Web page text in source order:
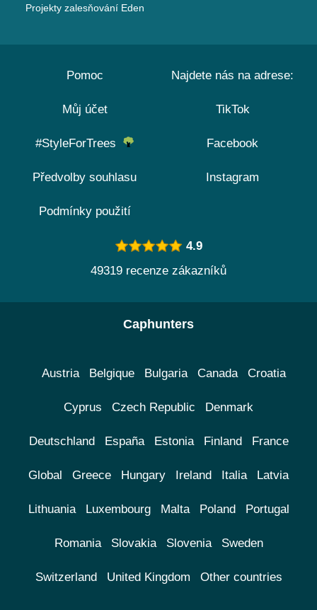
Projekty zalesňování Eden
Pomoc
Můj účet
#StyleForTrees
Předvolby souhlasu
Podmínky použití
Najdete nás na adrese:
TikTok
Facebook
Instagram
4.9
49319 recenze zákazníků
Caphunters
Austria Belgique Bulgaria Canada Croatia
Cyprus Czech Republic Denmark
Deutschland España Estonia Finland France
Global Greece Hungary Ireland Italia Latvia
Lithuania Luxembourg Malta Poland Portugal
Romania Slovakia Slovenia Sweden
Switzerland United Kingdom Other countries